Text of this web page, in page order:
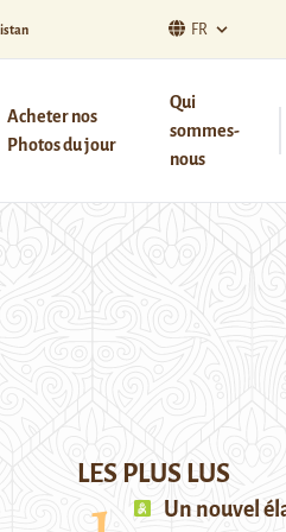
FR
Acheter nos
Photos du jour
Qui
sommes-
nous
LES PLUS LUS
Un nouvel